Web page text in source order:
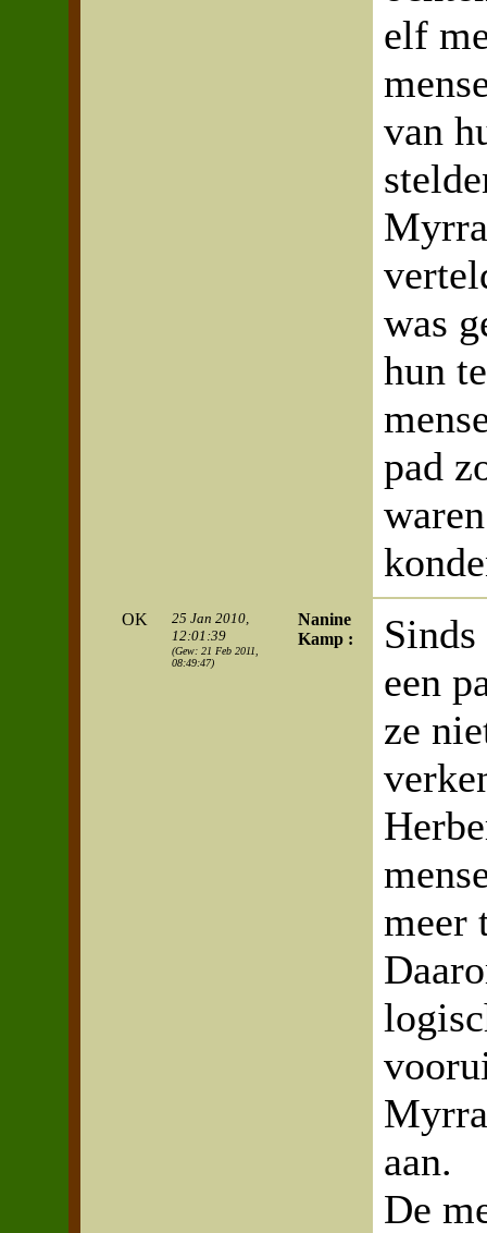
elf
van
was
hun
pad
OK
25 Jan 2010,
12:01:39
(Gew: 21 Feb 2011,
08:49:47)
Nanine
Kamp :
een
ze
meer
aan.
De